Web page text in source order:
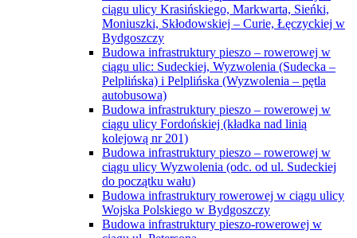
ciągu ulicy Krasińskiego, Markwarta, Sieńki,
Moniuszki, Skłodowskiej – Curie, Łęczyckiej w
Bydgoszczy
Budowa infrastruktury pieszo – rowerowej w
ciągu ulic: Sudeckiej, Wyzwolenia (Sudecka –
Pelplińska) i Pelplińska (Wyzwolenia – pętla
autobusowa)
Budowa infrastruktury pieszo – rowerowej w
ciągu ulicy Fordońskiej (kładka nad linią
kolejową nr 201)
Budowa infrastruktury pieszo – rowerowej w
ciągu ulicy Wyzwolenia (odc. od ul. Sudeckiej
do początku wału)
Budowa infrastruktury rowerowej w ciągu ulicy
Wojska Polskiego w Bydgoszczy
Budowa infrastruktury pieszo-rowerowej w